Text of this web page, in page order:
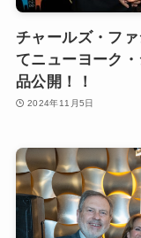
チャールズ・フ
てニューヨーク
品公開！！
2024年11月5日